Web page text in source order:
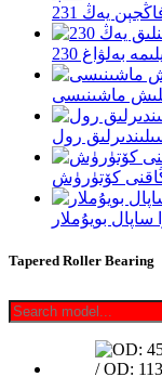
ماشىنىسى
رول
كۆتۈرۈش
ساپال بويۇملار
Tapered Roller Bearing